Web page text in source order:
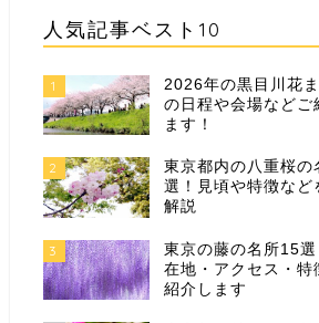
人気記事ベスト10
1
2026年の黒目川花ま
の日程や会場などご
ます！
2
東京都内の八重桜の
選！見頃や特徴など
解説
3
東京の藤の名所15選
在地・アクセス・特
紹介します